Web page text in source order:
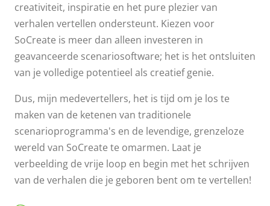
creativiteit, inspiratie en het pure plezier van
verhalen vertellen ondersteunt. Kiezen voor
SoCreate is meer dan alleen investeren in
geavanceerde scenariosoftware; het is het ontsluiten
van je volledige potentieel als creatief genie.
Dus, mijn medevertellers, het is tijd om je los te
maken van de ketenen van traditionele
scenarioprogramma's en de levendige, grenzeloze
wereld van SoCreate te omarmen. Laat je
verbeelding de vrije loop en begin met het schrijven
van de verhalen die je geboren bent om te vertellen!